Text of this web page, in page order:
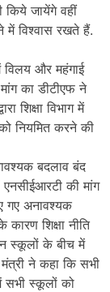
किये जायेंगे वहीं
में विश्वास रखते हैं.
विलय और महंगाई
का डीटीएफ ने
शिक्षा विभाग में
नियमित करने की
बदलाव बंद
की मांग
गए अनावश्यक
शिक्षा नीति
स्कूलों के बीच में
ने कहा कि सभी
सभी स्कूलों को